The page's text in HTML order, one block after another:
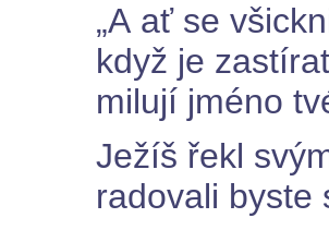
„A ať se
když je
milují jméno
Ježíš řekl
radovali